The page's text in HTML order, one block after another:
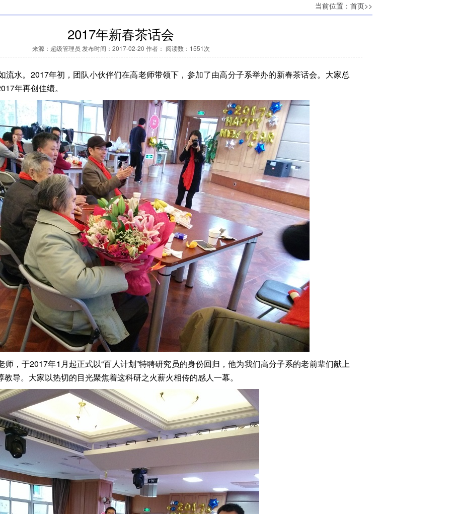
当前位置： 首页>>
2017年新春茶话会
来源：超级管理员 发布时间：2017-02-20 作者： 阅读数：1551次
水。2017年初，团队小伙伴们在高老师带领下，参加了由高分子系举办的新春茶话会。大家总
年再创佳绩。
，于2017年1月起正式以“百人计划”特聘研究员的身份回归，他为我们高分子系的老前辈们献上
导。大家以热切的目光聚焦着这科研之火薪火相传的感人一幕。